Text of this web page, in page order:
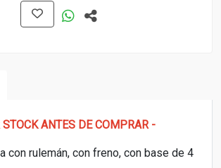
STOCK ANTES DE COMPRAR -
con rulemán, con freno, con base de 4